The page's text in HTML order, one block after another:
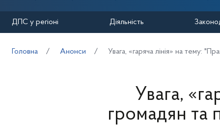
ДПС у регіоні Діяльність
Головна Анонси Увага, «гаряча лінія» на тему:
Увага,
громадян та